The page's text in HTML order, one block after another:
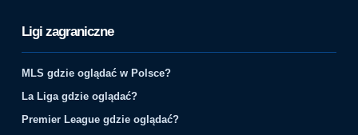
Ligi zagraniczne
MLS gdzie oglądać w Polsce?
La Liga gdzie oglądać?
Premier League gdzie oglądać?